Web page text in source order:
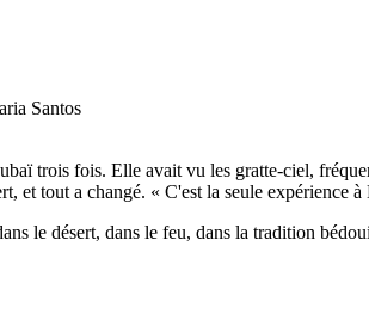
Santos
trois fois. Elle avait vu les gratte-ciel,
et tout a changé. « C'est la seule
le désert, dans le feu, dans la tradition